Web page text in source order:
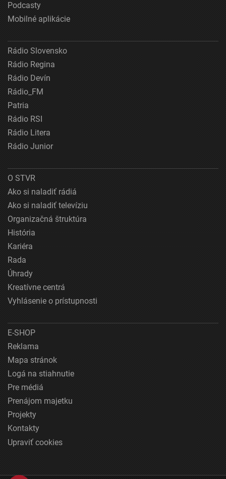
Podcasty
Mobilné aplikácie
Rádio Slovensko
Rádio Regina
Rádio Devín
Rádio_FM
Patria
Rádio RSI
Rádio Litera
Rádio Junior
O STVR
Ako si naladiť rádiá
Ako si naladiť televíziu
Organizačná štruktúra
História
Kariéra
Rada
Úhrady
Kreatívne centrá
Vyhlásenie o prístupnosti
E-SHOP
Reklama
Mapa stránok
Logá na stiahnutie
Pre médiá
Prenájom majetku
Projekty
Kontakty
Upraviť cookies